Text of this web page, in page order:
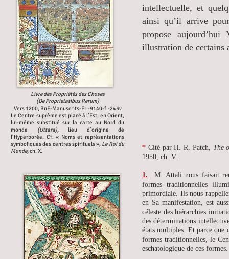
Livre des Propriétés des Choses
(De Proprietatibus Rerum)
Vers 1200, BnF-Manuscrits-Fr.-9140-f.-243v
Le Centre suprême est placé à l’Est, en Orient,
lui-même substitué sur la carte au Nord du
monde
(Uttara),lieu d’origine de
l’Hyperborée. Cf. « Noms et représentations
symboliques des centres spirituels », Le Roi du
Monde,ch. X.
intellectuelle, et
ainsi qu’il arrive
propose
illustration de certains
* Cité par H. R. Patch, The
1950, ch. V.
1.
M. Attali nous faisait
formes traditionnelles
primordiale. Ils nous
en Sa manifestation, est
céleste des hiérarchies
des déterminations
états multiples. Et parce que
formes traditionnelles, le
eschatologique de ces